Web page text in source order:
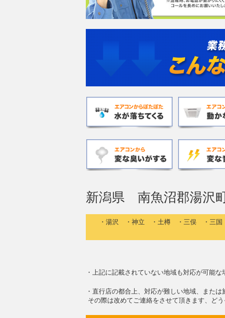
新潟県 南魚沼郡湯沢
・湯沢 ・神立 ・土樽 ・三俣 ・三国
・上記に記載されていない地域も対応が可能
・直行店の都合上、対応が難しい地域、また
その際は改めてご連絡をさせて頂きます、どう